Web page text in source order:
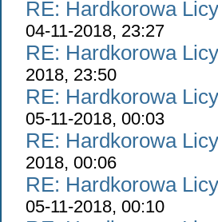
RE: Hardkorowa
04-11-2018, 23:27
RE: Hardkorowa
2018, 23:50
RE: Hardkorowa
05-11-2018, 00:03
RE: Hardkorowa
2018, 00:06
RE: Hardkorowa
05-11-2018, 00:10